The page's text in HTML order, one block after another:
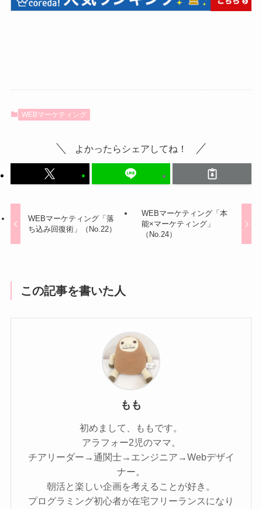
WEBマーケティング
よかったらシェアしてね！
WEBマーケティング「落
ち込み回復術」（No.22）
WEBマーケティング「本
能×マーケティング」
（No.24）
この記事を書いた人
もも
初めまして、ももです。
アラフォー2児のママ。
チアリーダー→通関士→エンジニア→Webデザイ
ナー。
朝活と楽しい企画を考えることが好き。
プログラミング初心者が在宅フリーランスになり